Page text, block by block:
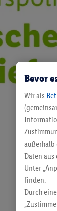
Bevor
Wir als
außerhalb
Daten
Unter
finden.
Durch